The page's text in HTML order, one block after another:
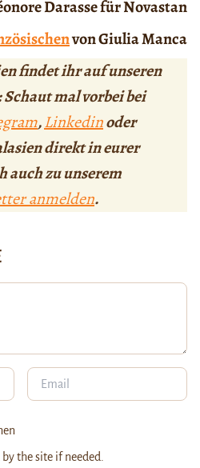
Darasse für Novastan
von Giulia Manca
findet ihr auf unseren
mal vorbei bei
,Linkedinoder
direkt in eurer
auch zu unserem
anmelden.
the site if needed.